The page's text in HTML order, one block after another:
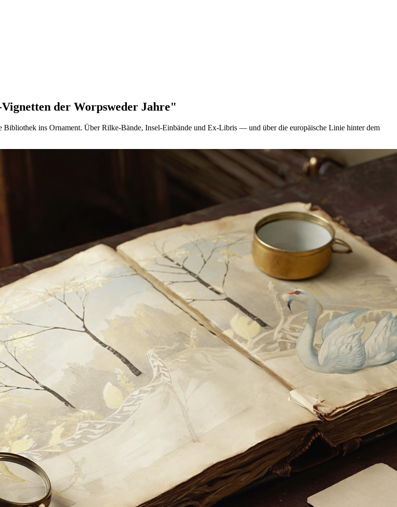
der Worpsweder Jahre"
Bibliothek ins Ornament. Über Rilke-Bände, Insel-Einbände und Ex-Libris — und über die europäische Linie hinter dem